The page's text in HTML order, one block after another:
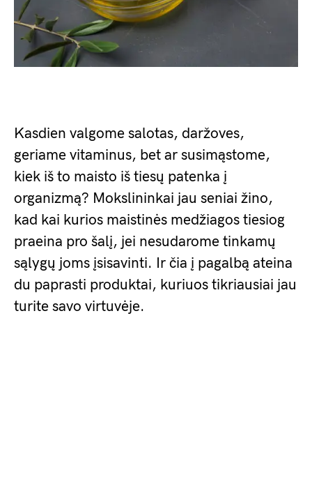
Kasdien valgome salotas, daržoves,
geriame vitaminus, bet ar susimąstome,
kiek iš to maisto iš tiesų patenka į
organizmą? Mokslininkai jau seniai žino,
kad kai kurios maistinės medžiagos tiesiog
praeina pro šalį, jei nesudarome tinkamų
sąlygų joms įsisavinti. Ir čia į pagalbą ateina
du paprasti produktai, kuriuos tikriausiai jau
turite savo virtuvėje.